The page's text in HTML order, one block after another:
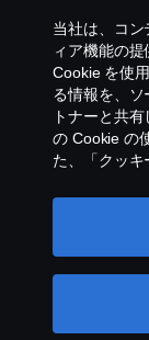
当社は、コ
ィア機能の
Cookie を使
る情報を、ソ
トナーと共
の Cookie の
た、「クッキ
の使用方法の
をクリック